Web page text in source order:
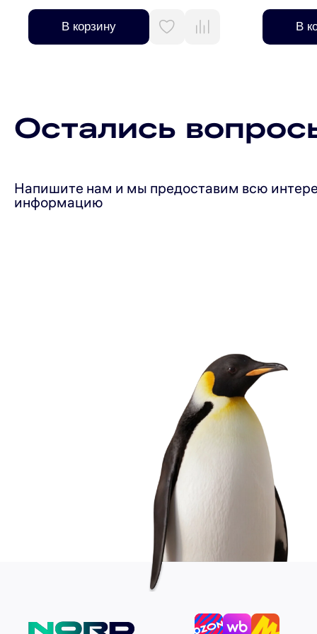
В корзину В
Остались
Напишите нам и мы предоставим всю
информацию